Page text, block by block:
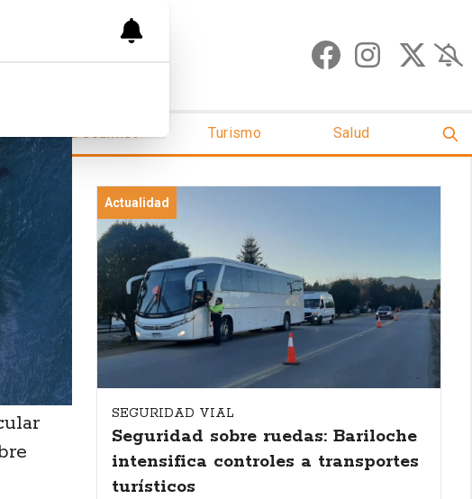
Latitud Gourmet Turismo Salud
Actualidad
SEGURIDAD VIAL
Seguridad sobre ruedas: Bariloche
intensifica controles a transportes
turísticos